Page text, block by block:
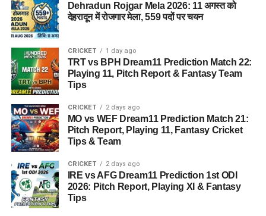
Dehradun Rojgar Mela 2026: 11 अगस्त को
देहरादून में रोजगार मेला, 559 पदों पर चयन
CRICKET 1 day ago
TRT vs BPH Dream11 Prediction Match 22:
Playing 11, Pitch Report & Fantasy Team
Tips
CRICKET 2 days ago
MO vs WEF Dream11 Prediction Match 21:
Pitch Report, Playing 11, Fantasy Cricket
Tips & Team
CRICKET 2 days ago
IRE vs AFG Dream11 Prediction 1st ODI
2026: Pitch Report, Playing XI & Fantasy
Tips